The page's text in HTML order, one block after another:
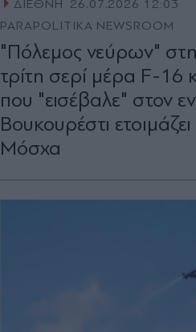
ΔΙΕΘΝΗ
26.07.2026 12:03
PARAPOLITIKA NEWSROOM
"Πόλεμος νεύρων"
τρίτη σερί μέρα F-16
που "εισέβαλε" στον
Βουκουρέστι
Μόσχα